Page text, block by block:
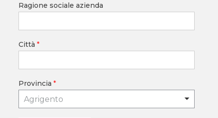
Ragione sociale azienda
Città *
Provincia *
Agrigento